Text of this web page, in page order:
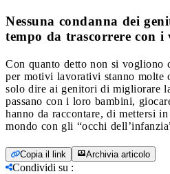
Nessuna condanna dei
tempo da trascorrere con
Con quanto detto non si vogliono
per motivi lavorativi stanno molte
solo dire ai genitori di migliorare
passano con i loro bambini,
hanno da raccontare, di mettersi
mondo con gli “occhi
Copia il link Archivia articolo
Condividi su :